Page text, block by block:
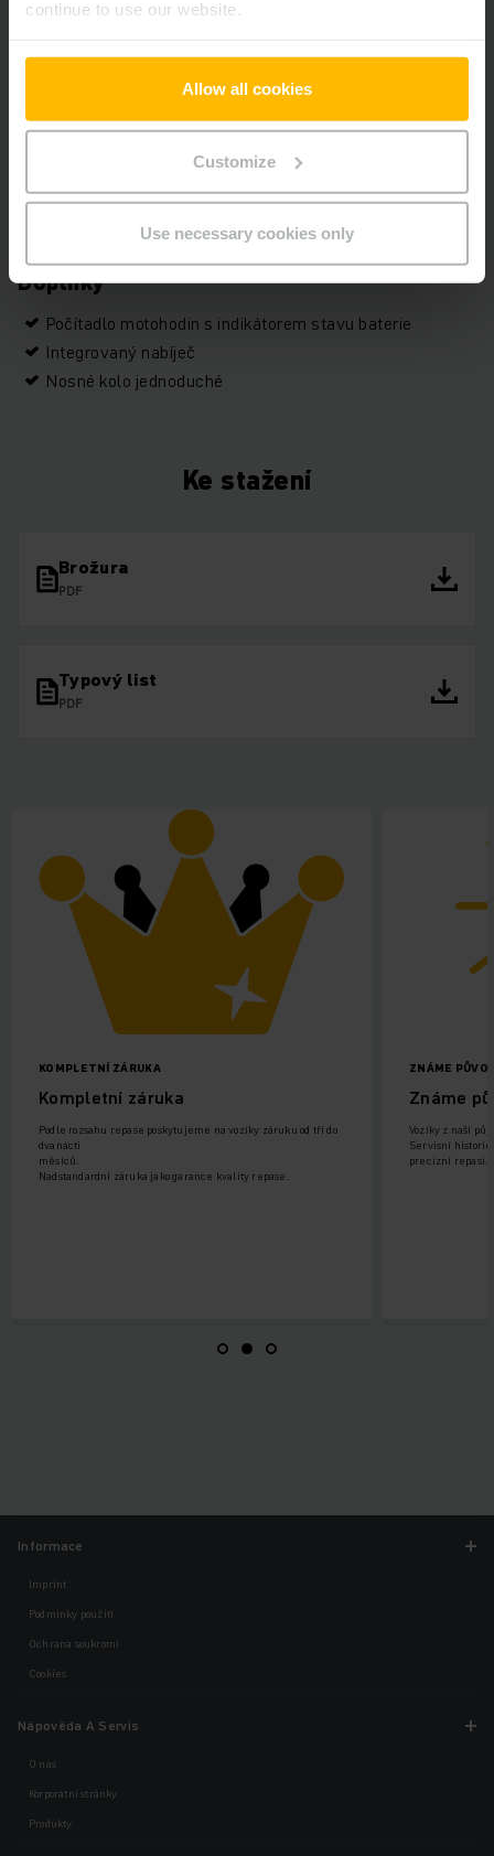
continue to use our website.
Allow all cookies
Customize
Use necessary cookies only
600 mm
Elektrický
Sériové číslo 98244225
Doplňky
Počítadlo motohodin s indikátorem stavu baterie
Integrovaný nabíječ
Nosné kolo jednoduché
Ke stažení
Brožura
PDF
Typový list
PDF
KOMPLETNÍ ZÁRUKA
Kompletní záruka
Podle rozsahu repase poskytujeme na vozíky záruku od tří do
dvanácti
Nadstandardní záruka jako garance kvality repase.
ZNÁME PŮVOD
Známe původ
Vozíky z naší půjčovny,
Servisní historie a
precizní repasi.
Informace
Imprint
Podmínky použití
Ochrana soukromí
Cookies
Nápověda A Servis
O nás
Korporátní stránky
Produkty